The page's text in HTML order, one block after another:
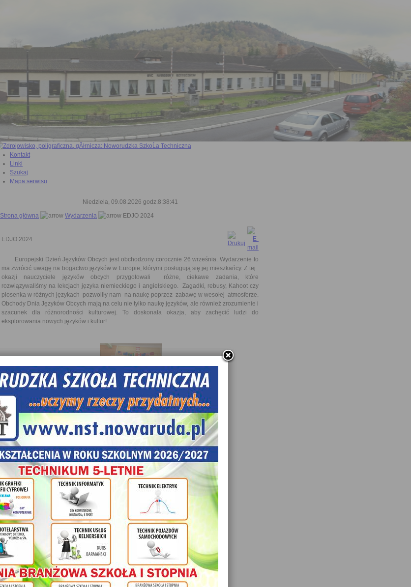
Kontakt
Linki
Szukaj
Mapa serwisu
Niedziela, 09.08.2026 godz.8:38:42
Strona główna
Wydarzenia EDJO 2024
EDJO 2024
Europejski Dzień Języków Obcych jest obchodzony corocznie 26 września. Wydarzenie to
ma zwrócić uwagę na bogactwo języków w Europie, którymi posługują się jej mieszkańcy. Z tej
okazji nauczyciele języków obcych przygotowali różne, ciekawe zadania, które
rozwiązywaliśmy na lekcjach języka niemieckiego i angielskiego. Zagadki, rebusy, Kahoot czy
piosenka w różnych językach pozwoliły nam na naukę poprzez zabawę w wesołej atmosferze.
Obchody Dnia Języków Obcych mają na celu nie tylko naukę języków, ale również zrozumienie i
szacunek dla różnorodności kulturowej. To doskonała okazja, aby zachęcić ludzi do
eksplorowania nowych języków i kultur!